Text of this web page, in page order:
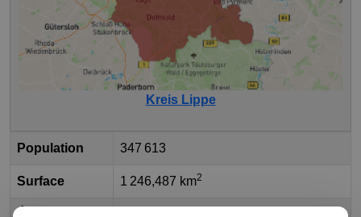
Kreis Lippe
Population 347 613
Surface 1 246,487 km2